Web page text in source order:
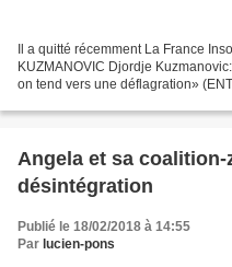
Il a quitté récemment La France
KUZMANOVIC Djordje
on tend vers une déflagration»
Angela et sa
désintégration
Publié le 18/02/2018 à 14:55
Par lucien-pons